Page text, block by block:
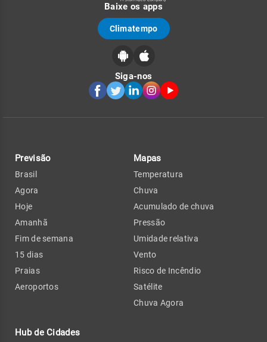
Baixe os apps
Climatempo
Siga-nos
Previsão
Brasil
Agora
Hoje
Amanhã
Fim de semana
15 dias
Praias
Aeroportos
Hub de Cidades
Mapas
Temperatura
Chuva
Acumulado de chuva
Pressão
Umidade relativa
Vento
Risco de Incêndio
Satélite
Chuva Agora